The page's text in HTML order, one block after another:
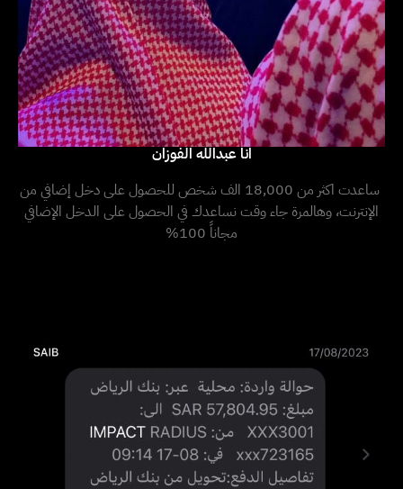
انا عبدالله الفوزان
ساعدت اكثر من 18,000 الف شخص للحصول على دخل إضافي من
الإنترنت، وهالمرة جاء وقت نساعدك في الحصول على الدخل الإضافي
مجاناً 100%